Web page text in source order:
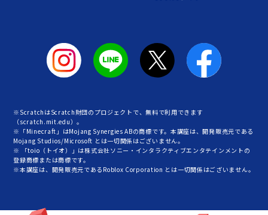
※ScratchはScratch財団のプロジェクトで、無料で利用できます
（scratch.mit.edu）。
※「Minecraft」はMojang Synergies ABの商標です。本講座は、開発販売元である
Mojang Studios/Microsoft とは一切関係はございません。
※ 「toio（トイオ）」は株式会社ソニー・インタラクティブエンタテインメントの
登録商標または商標です。
※本講座は、開発販売元であるRoblox Corporation とは一切関係はございません。